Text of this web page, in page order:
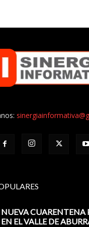
NUEVA CUARENTENA
EN EL VALLE DE